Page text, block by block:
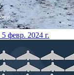
5 февр. 2024 г.